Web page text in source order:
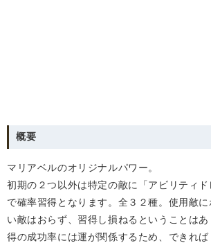
概要
マリアベルのオリジナルパワー。
初期の２つ以外は特定の敵に「アビリティ
で確率習得となります。全３２種。使用敵
い敵はおらず、習得し損ねるということは
得の成功率には運が関係するため、できれ